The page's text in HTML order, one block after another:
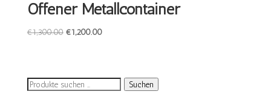
Offener Metallcontainer
€1,300.00 Ursprünglicher
€1,200.00Aktueller
Suchen
Suchen